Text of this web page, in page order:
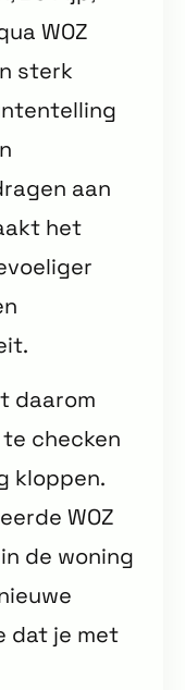
WOZ
sterk
aan
het
daarom
checken
kloppen.
WOZ
de woning
dat je met